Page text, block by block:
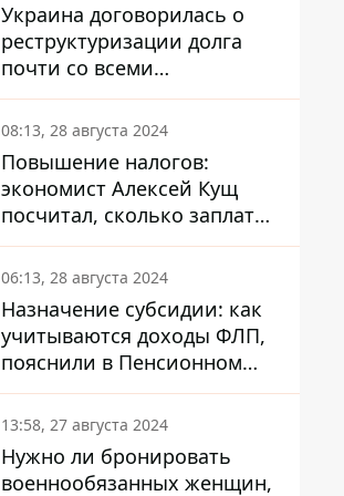
Украина договорилась о
реструктуризации долга
почти со всеми
держателями
еврооблигаций: что это
значит для страны
08:13, 28 августа 2024
Повышение налогов:
экономист Алексей Кущ
посчитал, сколько заплатит
каждый украинец
06:13, 28 августа 2024
Назначение субсидии: как
учитываются доходы ФЛП,
пояснили в Пенсионном
фонде
13:58, 27 августа 2024
Нужно ли бронировать
военнообязанных женщин,